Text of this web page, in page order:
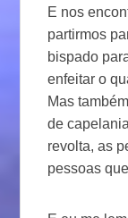
E nos
partirmos
bispado
enfeitar o
Mas
de
revolta, as
pessoas